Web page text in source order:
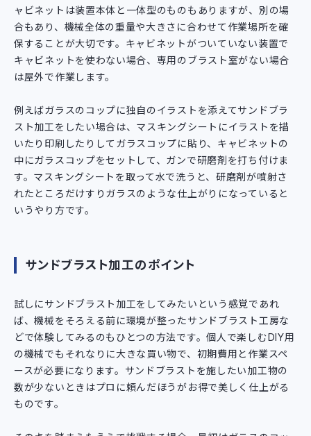
ャビネットは装置本体と一体型のものもありますが、別の場
合もあり、機械全体の重量や大きさに合わせて作業場所を確
保することが大切です。キャビネットがついていない装置で
キャビネットを使わない場合、専用のブラスト室がない場合
は屋外で作業します。
例えばガラスのコップに独自のイラストを添えてサンドブラ
スト加工をしたい場合は、マスキングシートにイラストを描
いたり印刷したりしてガラスコップに貼り、キャビネットの
中にガラスコップをセットして、ガンで研磨剤を打ち付けま
す。マスキングシートを取って水で洗うと、研磨剤が噴射さ
れたところだけすりガラスのような仕上がりになっていると
いうやり方です。
サンドブラスト加工のポイント
試しにサンドブラスト加工をしてみたいという感覚であれ
ば、機械をそろえる前に環境が整ったサンドブラスト工房な
どで体験してみるのもひとつの方法です。個人で楽しむDIY用
の機械でもそれなりに大きな買い物で、初期費用と作業スペ
ースが必要になります。サンドブラストを施したい加工物の
数が少ないときはプロに頼んだほうがお得で美しく仕上がる
ものです。